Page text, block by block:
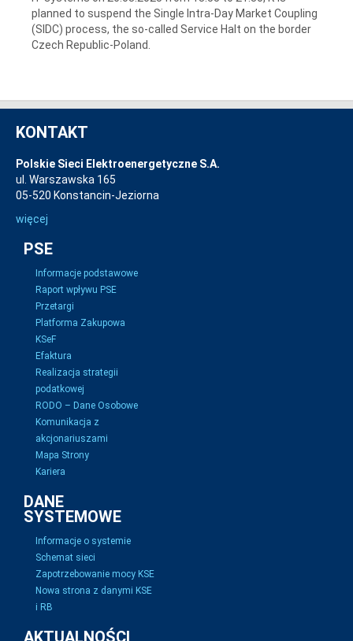
planned to suspend the Single Intra-Day Market Coupling
(SIDC) process, the so-called Service Halt on the border
Czech Republic-Poland.
KONTAKT
Polskie Sieci Elektroenergetyczne S.A.
ul. Warszawska 165
05-520 Konstancin-Jeziorna
więcej
PSE
Informacje podstawowe
Raport wpływu PSE
Przetargi
Platforma Zakupowa
KSeF
Efaktura
Realizacja strategii
podatkowej
RODO – Dane Osobowe
Komunikacja z
akcjonariuszami
Mapa Strony
Kariera
DANE
SYSTEMOWE
Informacje o systemie
Schemat sieci
Zapotrzebowanie mocy KSE
Nowa strona z danymi KSE
i RB
AKTUALNOŚCI